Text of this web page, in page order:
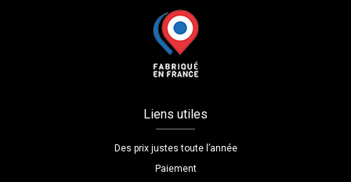
Liens utiles
Des prix justes toute l’année
Paiement